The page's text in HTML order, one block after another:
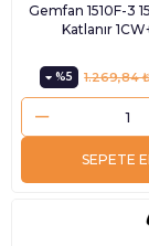
Gemfan 1510F-3
Katlanır
%5 1.269,84
SEPETE